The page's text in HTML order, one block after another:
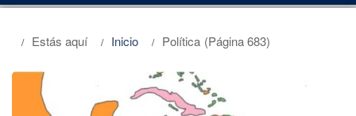
Estás aquí Inicio Política (Página 683)